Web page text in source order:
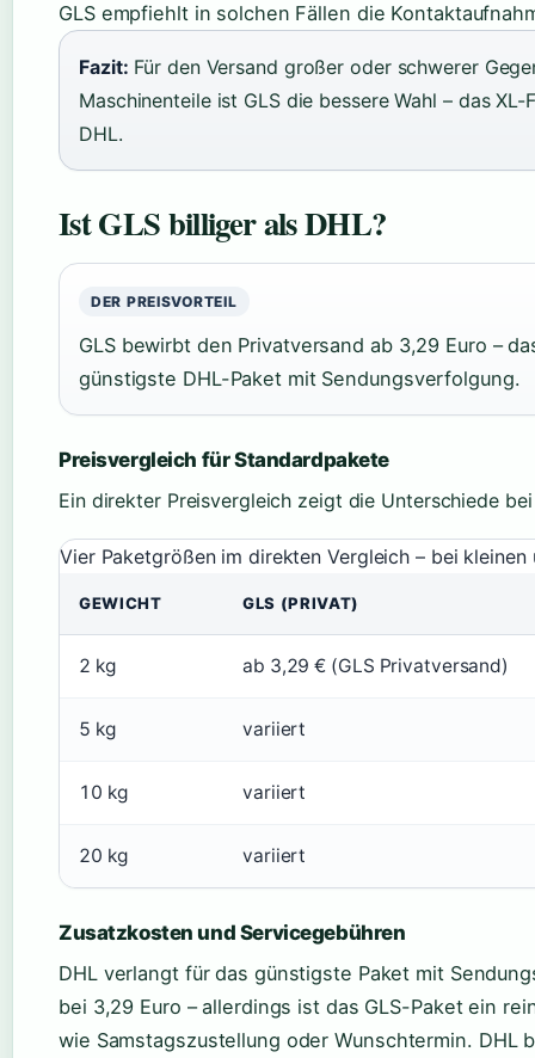
GLS empfiehlt in solchen Fällen die
Fazit: Für den Versand großer oder schwerer
Maschinenteile ist GLS die bessere Wahl – das
DHL.
Ist GLS billiger als DHL?
DER PREISVORTEIL
GLS bewirbt den Privatversand ab 3,29 Euro –
günstigste DHL-Paket mit Sendungsverfolgung.
Preisvergleich für Standardpakete
Ein direkter Preisvergleich zeigt die Unterschiede
Vier Paketgrößen im direkten Vergleich – bei
GEWICHT GLS (PRIVAT)
2 kg ab 3,29 € (GLS Privatversand)
5 kg variiert
10 kg variiert
20 kg variiert
Zusatzkosten und Servicegebühren
DHL verlangt für das günstigste Paket mit
bei 3,29 Euro – allerdings ist das GLS-Paket ein
wie Samstagszustellung oder Wunschtermin.